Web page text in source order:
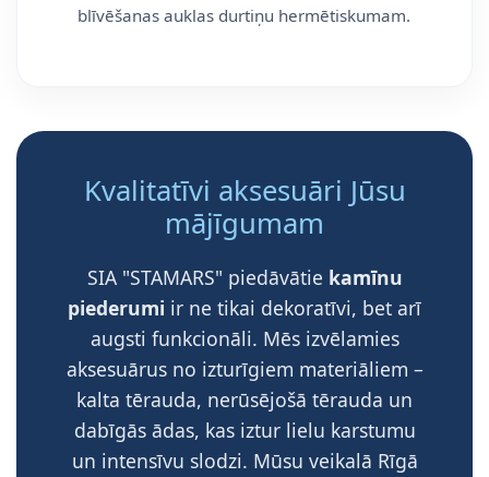
blīvēšanas auklas durtiņu hermētiskumam.
Kvalitatīvi aksesuāri Jūsu
mājīgumam
SIA "STAMARS" piedāvātie kamīnu
piederumi ir ne tikai dekoratīvi, bet arī
augsti funkcionāli. Mēs izvēlamies
aksesuārus no izturīgiem materiāliem –
kalta tērauda, nerūsējošā tērauda un
dabīgās ādas, kas iztur lielu karstumu
un intensīvu slodzi. Mūsu veikalā Rīgā